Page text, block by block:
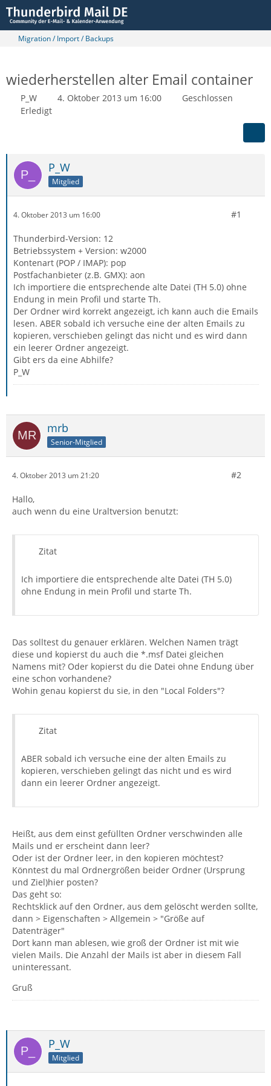
Migration / Import / Backups
wiederherstellen alter Email container
P_W 4. Oktober 2013 um 16:00
Geschlossen
Erledigt
P_W
Mitglied
4. Oktober 2013 um 16:00 #1
Thunderbird-Version: 12
Betriebssystem + Version: w2000
Kontenart (POP / IMAP): pop
Postfachanbieter (z.B. GMX): aon
Ich importiere die entsprechende alte Datei (TH 5.0) ohne
Endung in mein Profil und starte Th.
Der Ordner wird korrekt angezeigt, ich kann auch die Emails
lesen. ABER sobald ich versuche eine der alten Emails zu
kopieren, verschieben gelingt das nicht und es wird dann
ein leerer Ordner angezeigt.
Gibt ers da eine Abhilfe?
P_W
mrb
Senior-Mitglied
4. Oktober 2013 um 21:20 #2
Hallo,
auch wenn du eine Uraltversion benutzt:
Zitat
Ich importiere die entsprechende alte Datei (TH 5.0)
ohne Endung in mein Profil und starte Th.
Das solltest du genauer erklären. Welchen Namen trägt
diese und kopierst du auch die *.msf Datei gleichen
Namens mit? Oder kopierst du die Datei ohne Endung über
eine schon vorhandene?
Wohin genau kopierst du sie, in den "Local Folders"?
Zitat
ABER sobald ich versuche eine der alten Emails zu
kopieren, verschieben gelingt das nicht und es wird
dann ein leerer Ordner angezeigt.
Heißt, aus dem einst gefüllten Ordner verschwinden alle
Mails und er erscheint dann leer?
Oder ist der Ordner leer, in den kopieren möchtest?
Könntest du mal Ordnergrößen beider Ordner (Ursprung
und Ziel)hier posten?
Das geht so:
Rechtsklick auf den Ordner, aus dem gelöscht werden sollte,
dann > Eigenschaften > Allgemein > "Größe auf
Datenträger"
Dort kann man ablesen, wie groß der Ordner ist mit wie
vielen Mails. Die Anzahl der Mails ist aber in diesem Fall
uninteressant.
Gruß
P_W
Mitglied